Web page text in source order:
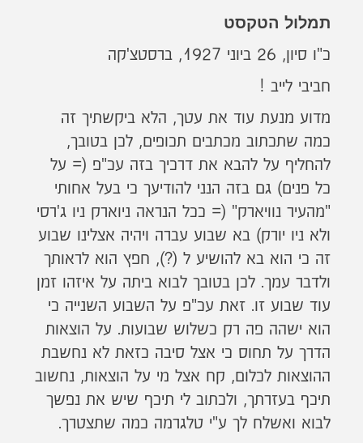
תמלול הטקסט
כ"ו סיון, 26 ביוני 1927, ברסטצ'קה
חביבי לייב !
מדוע מנעת עוד את עטך, הלא ביקשתיך זה
כמה שתכתוב מכתבים תכופים, לכן בטובך,
להחליף על להבא את דרכיך בזה עכ"פ (= על
כל פנים) גם בזה הנני להודיעך כי בעל אחותי
"מהעיר נוויארק" (= ככל הנראה ניוארק ניו ג'רסי
ולא ניו יורק) בא שבוע עברה ויהיה אצלינו שבוע
זה כי הוא בא להושיע ל (?), חפץ הוא לראותך
ולדבר עמך. לכן בטובך לבוא ביתה על איזהו זמן
עוד שבוע זו. זאת עכ"פ על השבוע השנייה כי
הוא ישהה פה רק כשלוש שבועות. על הוצאות
הדרך על תחוס כי אצל סיבה כזאת לא נחשבת
ההוצאות לכלום, קח אצל מי על הוצאות, נחשוב
תיכף בעזרתך, ולכתוב לי תיכף שיש את נפשך
לבוא ואשלח לך ע"י טלגרמה כמה שתצטרך.